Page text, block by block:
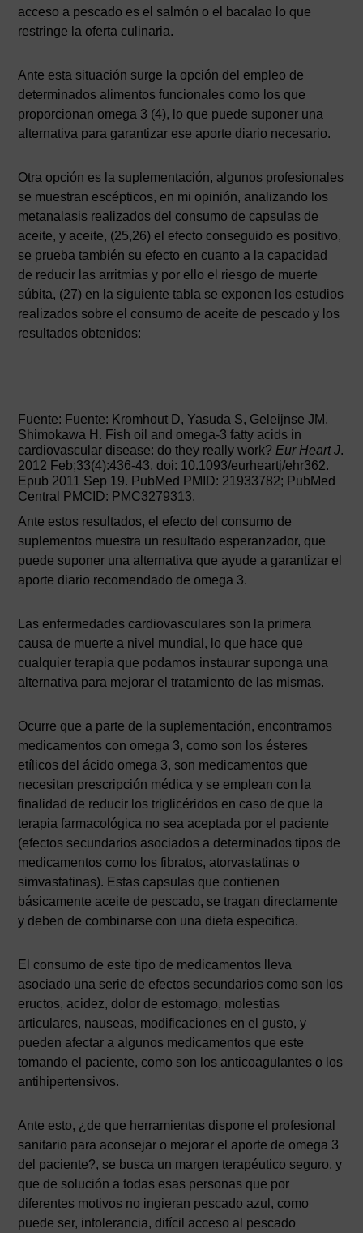
acceso a pescado es el salmón o el bacalao lo que
restringe la oferta culinaria.
Ante esta situación surge la opción del empleo de
determinados alimentos funcionales como los que
proporcionan omega 3 (4), lo que puede suponer una
alternativa para garantizar ese aporte diario necesario.
Otra opción es la suplementación, algunos profesionales
se muestran escépticos, en mi opinión, analizando los
metanalasis realizados del consumo de capsulas de
aceite, y aceite, (25,26) el efecto conseguido es positivo,
se prueba también su efecto en cuanto a la capacidad
de reducir las arritmias y por ello el riesgo de muerte
súbita, (27) en la siguiente tabla se exponen los estudios
realizados sobre el consumo de aceite de pescado y los
resultados obtenidos:
Fuente: Fuente: Kromhout D, Yasuda S, Geleijnse JM,
Shimokawa H. Fish oil and omega-3 fatty acids in
cardiovascular disease: do they really work? Eur Heart J.
2012 Feb;33(4):436-43. doi: 10.1093/eurheartj/ehr362.
Epub 2011 Sep 19. PubMed PMID: 21933782; PubMed
Central PMCID: PMC3279313.
Ante estos resultados, el efecto del consumo de
suplementos muestra un resultado esperanzador, que
puede suponer una alternativa que ayude a garantizar el
aporte diario recomendado de omega 3.
Las enfermedades cardiovasculares son la primera
causa de muerte a nivel mundial, lo que hace que
cualquier terapia que podamos instaurar suponga una
alternativa para mejorar el tratamiento de las mismas.
Ocurre que a parte de la suplementación, encontramos
medicamentos con omega 3, como son los ésteres
etílicos del ácido omega 3, son medicamentos que
necesitan prescripción médica y se emplean con la
finalidad de reducir los triglicéridos en caso de que la
terapia farmacológica no sea aceptada por el paciente
(efectos secundarios asociados a determinados tipos de
medicamentos como los fibratos, atorvastatinas o
simvastatinas). Estas capsulas que contienen
básicamente aceite de pescado, se tragan directamente
y deben de combinarse con una dieta especifica.
El consumo de este tipo de medicamentos lleva
asociado una serie de efectos secundarios como son los
eructos, acidez, dolor de estomago, molestias
articulares, nauseas, modificaciones en el gusto, y
pueden afectar a algunos medicamentos que este
tomando el paciente, como son los anticoagulantes o los
antihipertensivos.
Ante esto, ¿de que herramientas dispone el profesional
sanitario para aconsejar o mejorar el aporte de omega 3
del paciente?, se busca un margen terapéutico seguro, y
que de solución a todas esas personas que por
diferentes motivos no ingieran pescado azul, como
puede ser, intolerancia, difícil acceso al pescado